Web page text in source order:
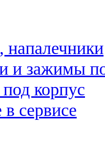
напалечники
и зажимы
корпус
сервисе